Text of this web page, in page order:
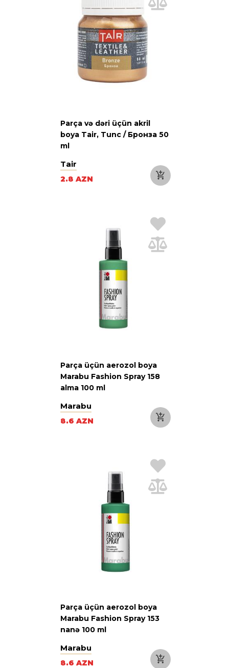
Parça və dəri üçün akril
boya Tair, Tunc / Бронза 50
ml
Tair
2.8 AZN
Parça üçün aerozol boya
Marabu Fashion Spray 158
alma 100 ml
Marabu
8.6 AZN
Parça üçün aerozol boya
Marabu Fashion Spray 153
nanə 100 ml
Marabu
8.6 AZN